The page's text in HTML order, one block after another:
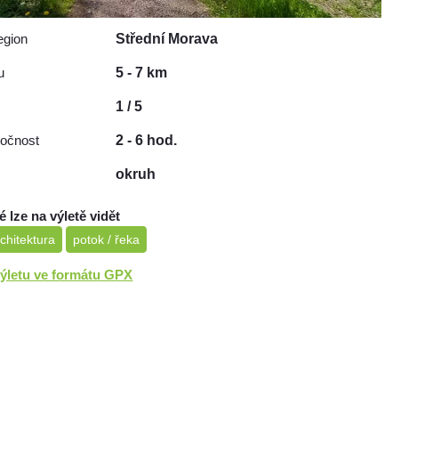
Střední Morava
5 - 7 km
1 / 5
2 - 6 hod.
okruh
lze na výletě vidět
potok / řeka
ve formátu GPX